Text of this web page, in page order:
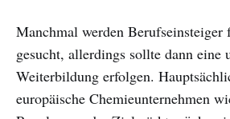
Manchmal werden Berufseinsteiger
gesucht, allerdings sollte dann eine
Weiterbildung erfolgen.
europäische Chemieunternehmen